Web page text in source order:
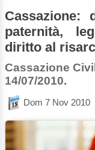
Cassazione:
paternità,
diritto al
Cassazione
14/07/2010.
Dom 7 Nov 2010